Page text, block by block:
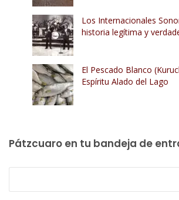
Los Internacionales
historia legítima y
El Pescado Blanco
Espíritu Alado del Lago
Pátzcuaro en tu bandeja de